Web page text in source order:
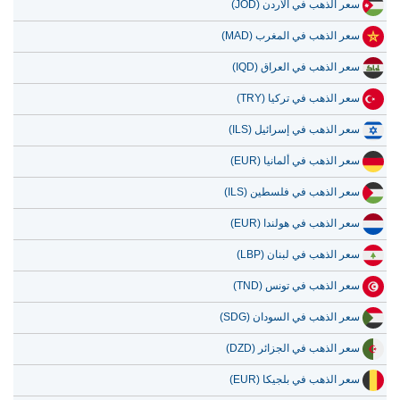
سعر الذهب في الأردن (JOD)
سعر الذهب في المغرب (MAD)
سعر الذهب في العراق (IQD)
سعر الذهب في تركيا (TRY)
سعر الذهب في إسرائيل (ILS)
سعر الذهب في ألمانيا (EUR)
سعر الذهب في فلسطين (ILS)
سعر الذهب في هولندا (EUR)
سعر الذهب في لبنان (LBP)
سعر الذهب في تونس (TND)
سعر الذهب في السودان (SDG)
سعر الذهب في الجزائر (DZD)
سعر الذهب في بلجيكا (EUR)